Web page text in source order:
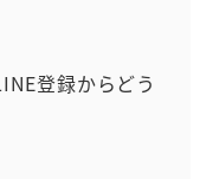
登録からどう